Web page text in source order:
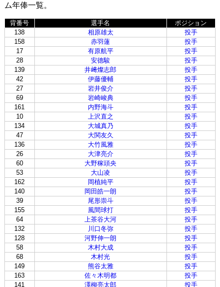
ム年俸一覧。
背番号 選手名
ポジション
138
相原雄太
投手
158
赤羽蓮
投手
17
有原航平
投手
28
安德駿
投手
139
井﨑燦志郎
投手
42
伊藤優輔
投手
27
岩井俊介
投手
69
岩崎峻典
投手
161
内野海斗
投手
10
上沢直之
投手
134
大城真乃
投手
47
大関友久
投手
136
大竹風雅
投手
26
大津亮介
投手
60
大野稼頭央
投手
53
大山凌
投手
162
岡植純平
投手
140
岡田皓一朗
投手
39
尾形崇斗
投手
155
風間球打
投手
64
上茶谷大河
投手
132
川口冬弥
投手
128
河野伸一朗
投手
58
木村大成
投手
68
木村光
投手
149
熊谷太雅
投手
163
佐々木明都
投手
141
澤柳亮太郎 投手